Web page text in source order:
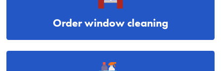
Order window cleaning